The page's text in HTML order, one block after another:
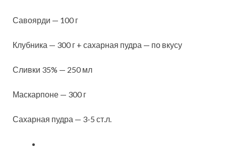
Савоярди — 100 г
Клубника — 300 г + сахарная пудра — по вкусу
Сливки 35% — 250 мл
Маскарпоне — 300 г
Сахарная пудра — 3-5 ст.л.